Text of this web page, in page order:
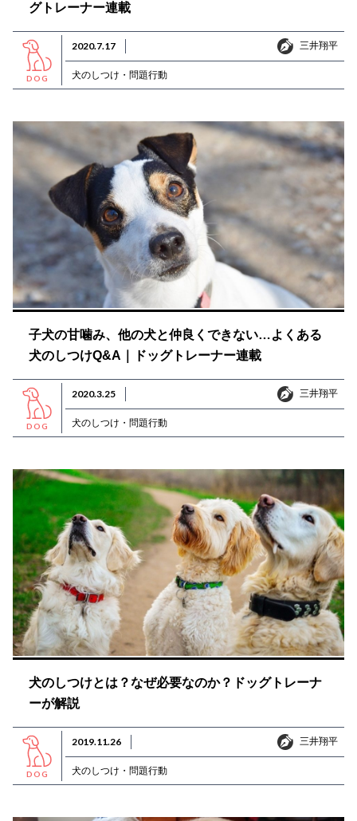
グトレーナー連載
DOG
2020.7.17 三井翔平
三井翔平
犬のしつけ・問題行動
子犬の甘噛み、他の犬と仲良くできない…よくある
犬のしつけQ&A｜ドッグトレーナー連載
DOG
2020.3.25 三井翔平
三井翔平
犬のしつけ・問題行動
犬のしつけとは？なぜ必要なのか？ドッグトレーナ
ーが解説
DOG
2019.11.26 三井翔平
三井翔平
犬のしつけ・問題行動